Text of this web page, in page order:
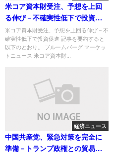
米コア資本財受注、予想を上回
る伸び－不確実性低下で投資促
進
米コア資本財受注、予想を上回る伸び－不
確実性低下で投資促進 記事を要約すると
以下のとおり。 ブルームバーグ マーケッ
トニュース 米コア資本財...
経済ニュース
中国共産党、緊急対策を完全に
準備－トランプ政権との貿易戦